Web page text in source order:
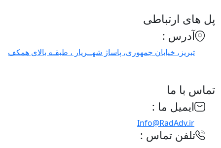
پل های ارتباطی
آدرس :
تبریز، خیابان جمهوری، پاساژ شهــریار ، طبقـه بالای همکف
تماس با ما
ایمیل ما :
Info@RadAdv.ir
تلفن تماس :